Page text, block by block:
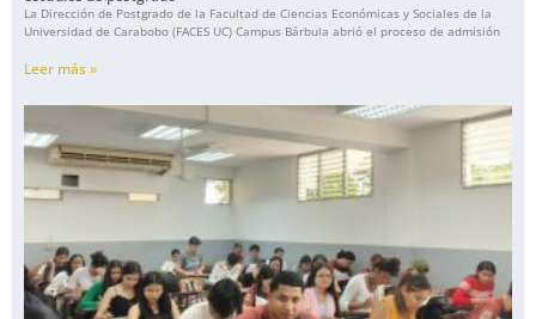
La Dirección de Postgrado de la Facultad de Ciencias Económicas y Sociales de la
Universidad de Carabobo (FACES UC) Campus Bárbula abrió el proceso de admisión
Leer más »